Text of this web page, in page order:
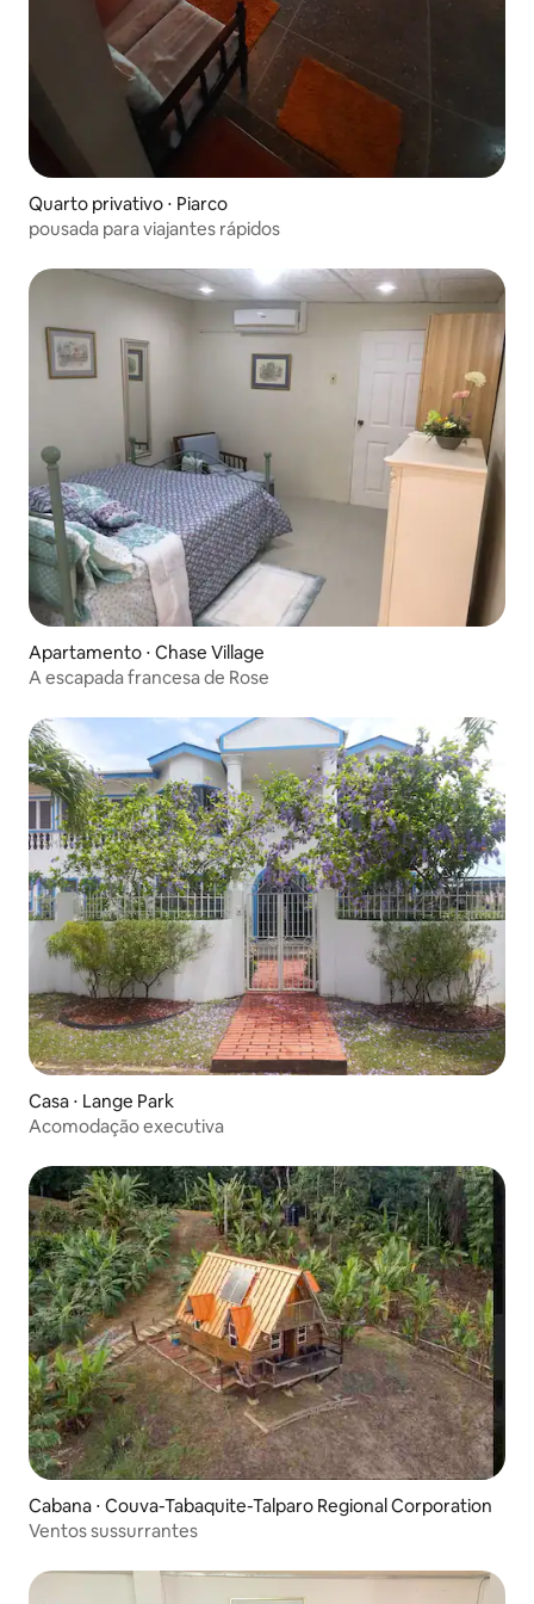
Quarto privativo ⋅ Piarco
pousada para viajantes rápidos
Apartamento ⋅ Chase Village
A escapada francesa de Rose
Casa ⋅ Lange Park
Acomodação executiva
Cabana ⋅ Couva-Tabaquite-Talparo Regional Corporation
Ventos sussurrantes